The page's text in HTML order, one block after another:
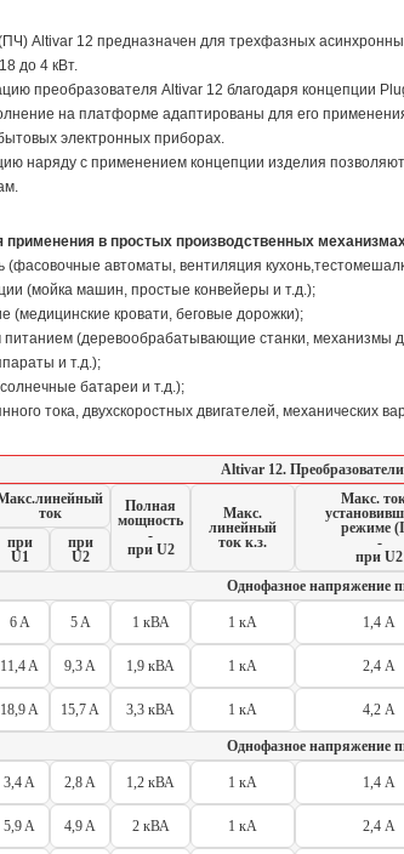
Altivar 12 предназначен для трехфазных
до 4 кВт.
преобразователя Altivar 12 благодаря концепции
на платформе адаптированы для его
электронных приборах.
наряду с применением концепции изделия
применения в простых производственных
автоматы, вентиляция
(мойка машин, простые конвейеры и т.д.);
(медицинские кровати, беговые дорожки);
(деревообрабатывающие станки, механизмы
и т.д.);
батареи и т.д.);
тока, двухскоростных двигателей, механических
Altivar 12.
ток
Полная
мощность
-
при U2
Макс.
линейный
ток к.з.
Макс.
режиме
-
при U2
при
U1
при
U2
Однофазное напряжение
6 A 5 A 1 кВА 1 кА 1,4 А
11,4 A 9,3 A 1,9 кВА 1 кА 2,4 А
18,9 A 15,7 A 3,3 кВА 1 кА 4,2 А
Однофазное напряжение
3,4 A 2,8 A 1,2 кВА 1 кА 1,4 А
5,9 A 4,9 A 2 кВА 1 кА 2,4 А